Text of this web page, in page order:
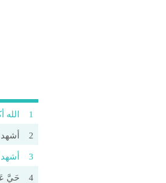
1 الله
2 أشهد
3
4 حَيَّ